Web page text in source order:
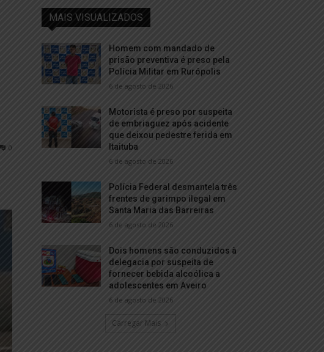
0
MAIS VISUALIZADOS
Homem com mandado de
prisão preventiva é preso pela
Polícia Militar em Rurópolis
6 de agosto de 2026
Motorista é preso por suspeita
de embriaguez após acidente
que deixou pedestre ferida em
Itaituba
6 de agosto de 2026
Polícia Federal desmantela três
frentes de garimpo ilegal em
Santa Maria das Barreiras
6 de agosto de 2026
Dois homens são conduzidos à
delegacia por suspeita de
fornecer bebida alcoólica a
adolescentes em Aveiro
6 de agosto de 2026
Carregar Mais